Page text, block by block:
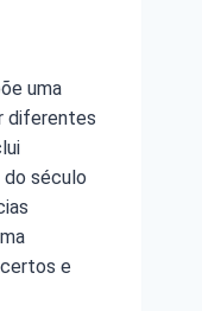
uma
diferentes
século
e